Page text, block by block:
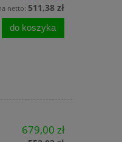
netto: 511,38 zł
do koszyka
679,00 zł